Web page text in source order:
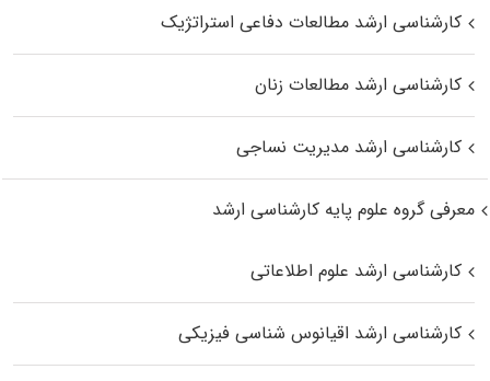
کارشناسی ارشد مطالعات دفاعی استراتژیک
کارشناسی ارشد مطالعات زنان
کارشناسی ارشد مدیریت نساجی
معرفی گروه علوم پایه کارشناسی ارشد
کارشناسی ارشد علوم اطلاعاتی
کارشناسی ارشد اقیانوس‌ شناسی فیزیکی